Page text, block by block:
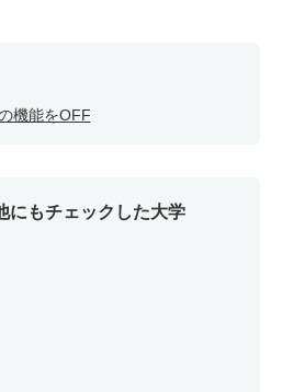
機能をOFF
にもチェックした大学